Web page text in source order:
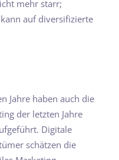
mehr starr;
auf diversifizierte
Jahre haben auch die
der letzten Jahre
Digitale
schätzen die